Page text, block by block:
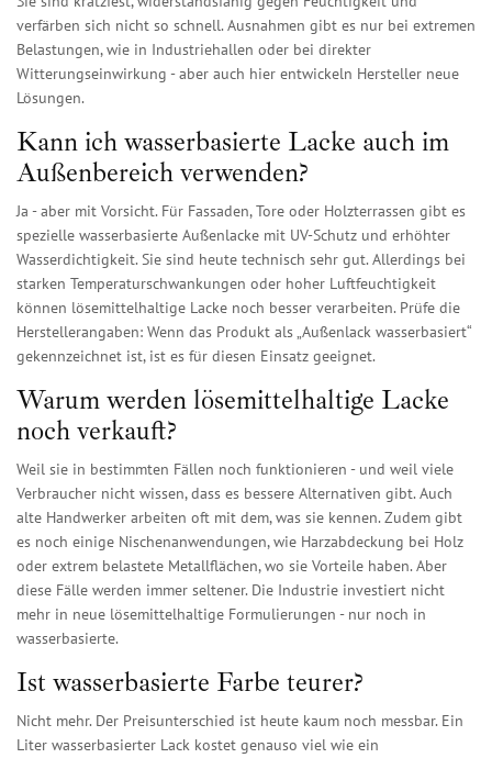
verfärben sich nicht so schnell. Ausnahmen gibt es nur bei extremen
Belastungen, wie in Industriehallen oder bei direkter
Witterungseinwirkung - aber auch hier entwickeln Hersteller neue
Lösungen.
Kann ich wasserbasierte Lacke auch im
Außenbereich verwenden?
Ja - aber mit Vorsicht. Für Fassaden, Tore oder Holzterrassen gibt es
spezielle wasserbasierte Außenlacke mit UV-Schutz und erhöhter
Wasserdichtigkeit. Sie sind heute technisch sehr gut. Allerdings bei
starken Temperaturschwankungen oder hoher Luftfeuchtigkeit
können lösemittelhaltige Lacke noch besser verarbeiten. Prüfe die
Herstellerangaben: Wenn das Produkt als „Außenlack wasserbasiert“
gekennzeichnet ist, ist es für diesen Einsatz geeignet.
Warum werden lösemittelhaltige Lacke
noch verkauft?
Weil sie in bestimmten Fällen noch funktionieren - und weil viele
Verbraucher nicht wissen, dass es bessere Alternativen gibt. Auch
alte Handwerker arbeiten oft mit dem, was sie kennen. Zudem gibt
es noch einige Nischenanwendungen, wie Harzabdeckung bei Holz
oder extrem belastete Metallflächen, wo sie Vorteile haben. Aber
diese Fälle werden immer seltener. Die Industrie investiert nicht
mehr in neue lösemittelhaltige Formulierungen - nur noch in
wasserbasierte.
Ist wasserbasierte Farbe teurer?
Nicht mehr. Der Preisunterschied ist heute kaum noch messbar. Ein
Liter wasserbasierter Lack kostet genauso viel wie ein